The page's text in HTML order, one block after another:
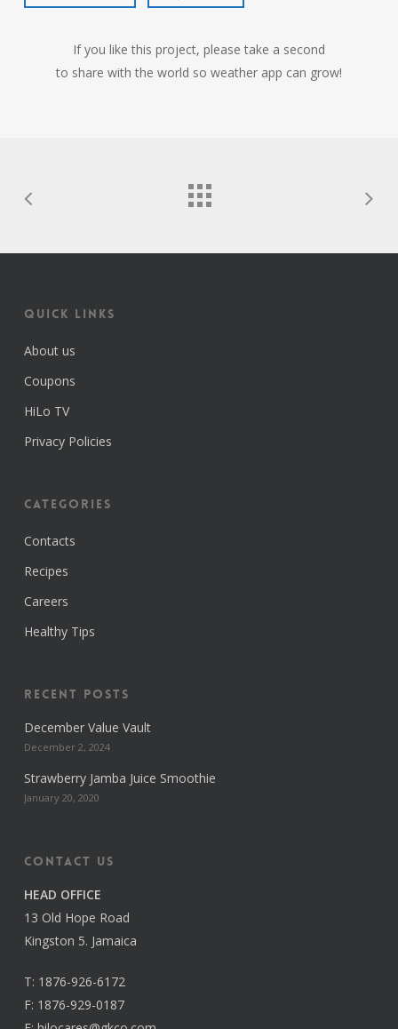
If you like this project, please take a second
to share with the world so weather app can grow!
Quick Links
About us
Coupons
HiLo TV
Privacy Policies
Categories
Contacts
Recipes
Careers
Healthy Tips
Recent Posts
December Value Vault
December 2, 2024
Strawberry Jamba Juice Smoothie
January 20, 2020
Contact us
HEAD OFFICE
13 Old Hope Road
Kingston 5. Jamaica
T: 1876-926-6172
F: 1876-929-0187